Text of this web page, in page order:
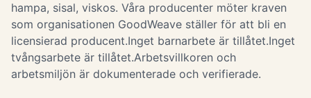
hampa, sisal, viskos. Våra producenter möter kraven
som organisationen GoodWeave ställer för att bli en
licensierad producent.Inget barnarbete är tillåtet.Inget
tvångsarbete är tillåtet.Arbetsvillkoren och
arbetsmiljön är dokumenterade och verifierade.